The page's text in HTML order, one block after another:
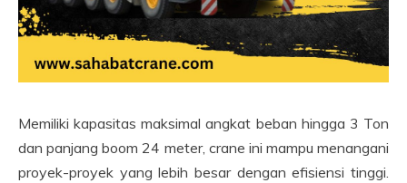
Memiliki kapasitas maksimal angkat beban hingga 3 Ton
dan panjang boom 24 meter, crane ini mampu menangani
proyek-proyek yang lebih besar dengan efisiensi tinggi.